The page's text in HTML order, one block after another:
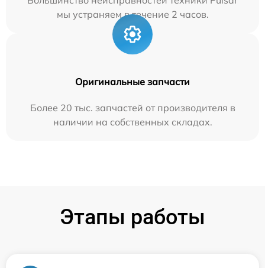
мы устраняем в течение 2 часов.
Оригинальные запчасти
Более 20 тыс. запчастей от производителя в
наличии на собственных складах.
Этапы работы